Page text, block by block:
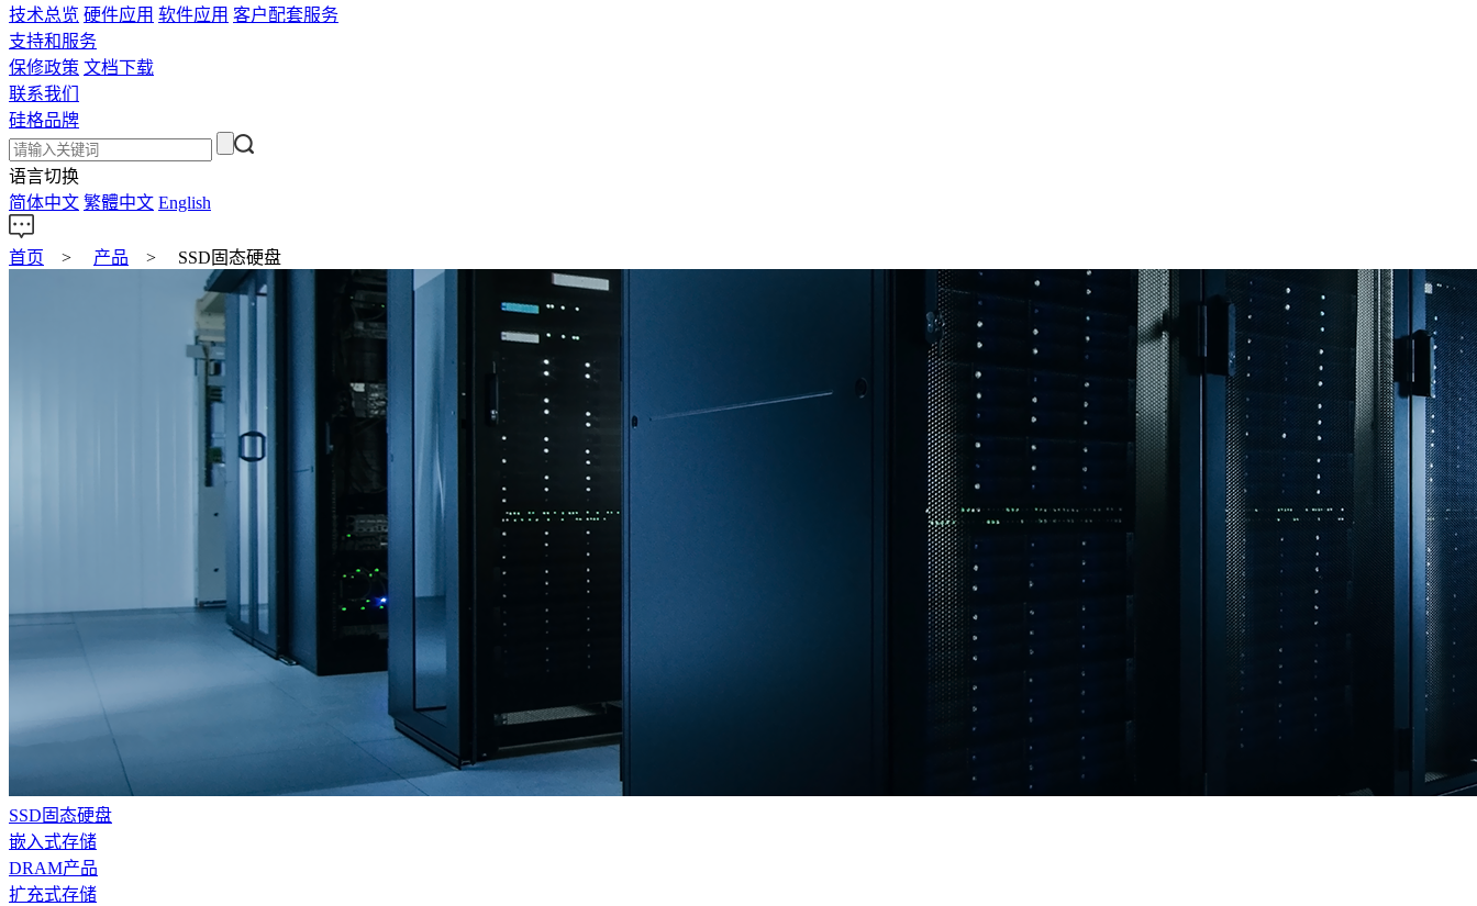
技术总览 硬件应用 软件应用 客户配套服务
支持和服务
保修政策 文档下载
联系我们
硅格品牌
语言切换
简体中文 繁體中文 English
首页 > 产品 > SSD固态硬盘
SSD固态硬盘
嵌入式存储
DRAM产品
扩充式存储